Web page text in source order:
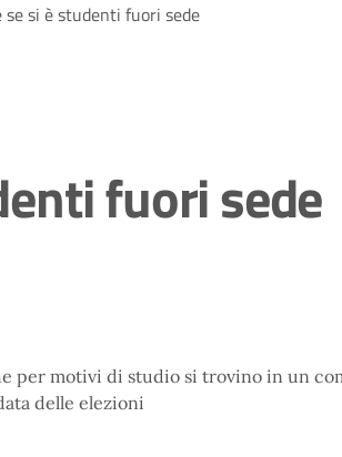
se si è studenti fuori sede
fuori sede
per motivi di studio si trovino in un
delle elezioni